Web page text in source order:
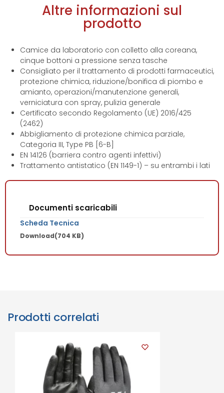
Altre informazioni sul
prodotto
Camice da laboratorio con colletto alla coreana,
cinque bottoni a pressione senza tasche
Consigliato per il trattamento di prodotti farmaceutici,
protezione chimica, riduzione/bonifica di piombo e
amianto, operazioni/manutenzione generali,
verniciatura con spray, pulizia generale
Certificato secondo Regolamento (UE) 2016/425
(2462)
Abbigliamento di protezione chimica parziale,
Categoria III, Type PB [6-B]
EN 14126 (barriera contro agenti infettivi)
Trattamento antistatico (EN 1149-1) – su entrambi i lati
Documenti scaricabili
Scheda Tecnica
Download(704 KB)
Prodotti correlati